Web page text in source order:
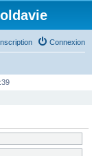
Connexion